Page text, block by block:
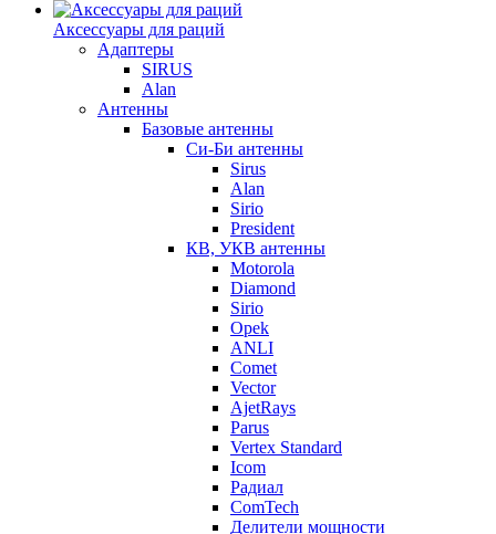
Аксессуары для раций
Адаптеры
SIRUS
Alan
Антенны
Базовые антенны
Си-Би антенны
Sirus
Alan
Sirio
President
КВ, УКВ антенны
Motorola
Diamond
Sirio
Opek
ANLI
Comet
Vector
AjetRays
Parus
Vertex Standard
Icom
Радиал
ComTech
Делители мощности